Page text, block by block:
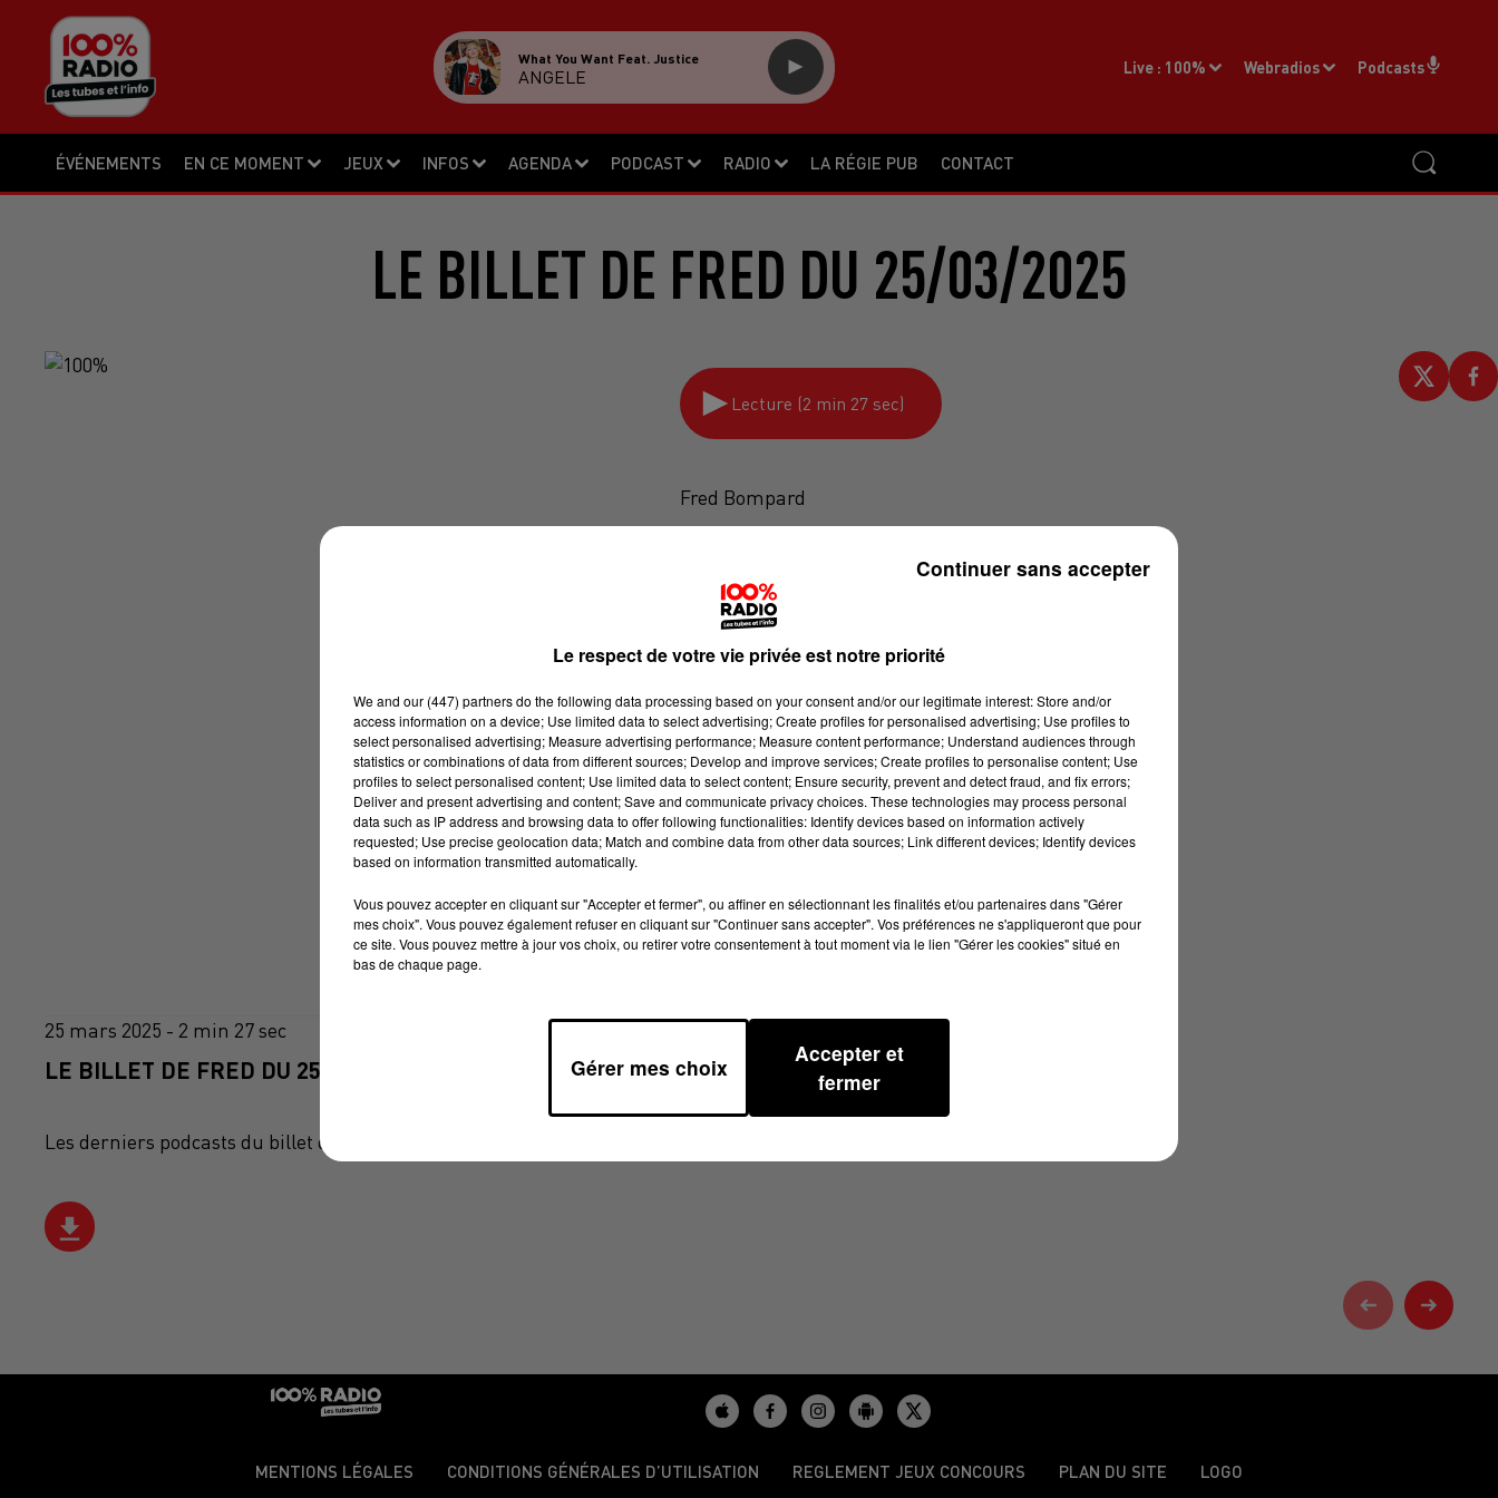
ÉVÉNEMENTS EN CE MOMENT JEUX INFOS AGENDA PODCAST RADIO LA RÉGIE PUB CONTACT
Live : 100% Webradios Podcasts
What You Want Feat. Justice
ANGELE
LE BILLET DE FRED DU 25/03/2025
Lecture (2 min 27 sec)
Fred Bompard
25 mars 2025 - 2 min 27 sec
LE BILLET DE FRED DU 25/03/2025
Les derniers podcasts du billet de Fred sur 100%
MENTIONS LÉGALES CONDITIONS GÉNÉRALES D’UTILISATION REGLEMENT JEUX CONCOURS PLAN DU SITE LOGO
Le respect de votre vie privée est notre priorité
We and our (447) partnersdo the following data processing based on your consent and/or our legitimate interest: Store and/or
access information on a device; Use limited data to select advertising; Create profiles for personalised advertising; Use profiles to
select personalised advertising; Measure advertising performance; Measure content performance; Understand audiences through
statistics or combinations of data from different sources; Develop and improve services; Create profiles to personalise content; Use
profiles to select personalised content; Use limited data to select content; Ensure security, prevent and detect fraud, and fix errors;
Deliver and present advertising and content; Save and communicate privacy choices. These technologies may process personal
data such as IP address and browsing data to offer following functionalities: Identify devices based on information actively
requested; Use precise geolocation data; Match and combine data from other data sources; Link different devices; Identify devices
based on information transmitted automatically.
Vous pouvez accepter en cliquant sur "Accepter et fermer", ou affiner en sélectionnant les finalités et/ou partenaires dans "Gérer
mes choix". Vous pouvez également refuser en cliquant sur "Continuer sans accepter". Vos préférences ne s'appliqueront que pour
ce site. Vous pouvez mettre à jour vos choix, ou retirer votre consentement à tout moment via le lien "Gérer les cookies" situé en
bas de chaque page.
Gérer mes choix
Accepter et
fermer
Continuer sans accepter